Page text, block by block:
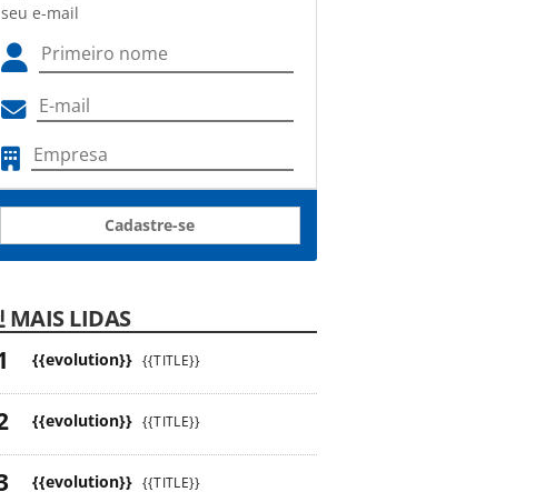
seu e-mail
Cadastre-se
MAIS LIDAS
{{evolution}} {{TITLE}}
{{evolution}} {{TITLE}}
{{evolution}} {{TITLE}}